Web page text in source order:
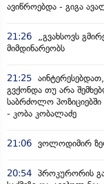
ავიწროებდა - გიგა
21:26
„გვახსოვს
მიმდინარეობს
21:25
გვქონდა თუ არა
საბრძოლო პოზიციებში
- კობა კობალაძე
21:06 ვოლოდიმირ
20:54 პროკურორის